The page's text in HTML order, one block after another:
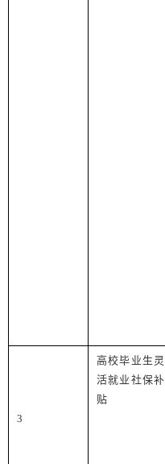
3
高校毕业生灵
活就业社保补
贴